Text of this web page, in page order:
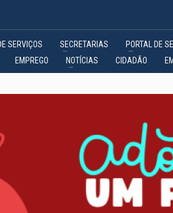
SERVIÇOS SECRETARIAS PORTAL DE
EMPREGO NOTÍCIAS CIDADÃO